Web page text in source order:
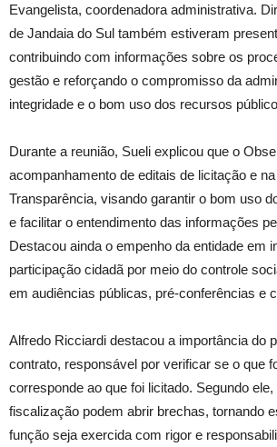
Evangelista, coordenadora administrativa.
de Jandaia do Sul também estiveram
contribuindo com informações sobre os
gestão e reforçando o compromisso da
integridade e o bom uso dos recursos
Durante a reunião, Sueli explicou que o
acompanhamento de editais de licitação e
Transparência, visando garantir o bom uso
e facilitar o entendimento das informações
Destacou ainda o empenho da entidade em
participação cidadã por meio do controle
em audiências públicas, pré-conferências e
Alfredo Ricciardi destacou a importância do
contrato, responsável por verificar se o que
corresponde ao que foi licitado. Segundo
fiscalização podem abrir brechas, tornando
função seja exercida com rigor e